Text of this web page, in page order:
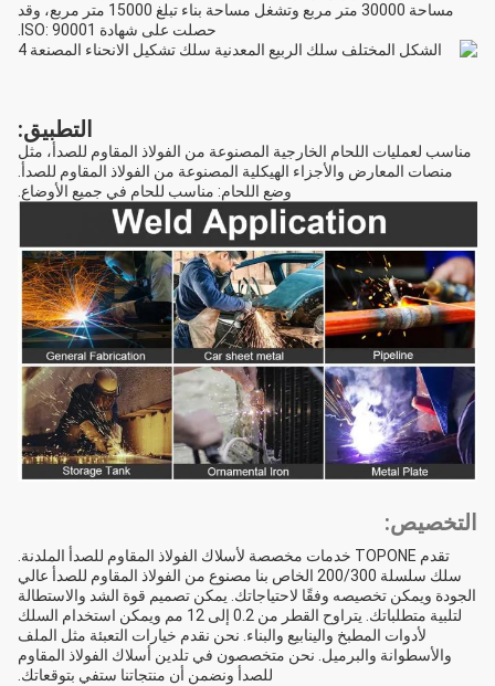
مساحة 30000 متر مربع وتشغل مساحة بناء تبلغ 15000 متر مربع، وقد
حصلت على شهادة ISO: 90001.
التطبيق:
مناسب لعمليات اللحام الخارجية المصنوعة من الفولاذ المقاوم للصدأ، مثل
منصات المعارض والأجزاء الهيكلية المصنوعة من الفولاذ المقاوم للصدأ.
وضع اللحام: مناسب للحام في جميع الأوضاع.
التخصيص:
تقدم TOPONE خدمات مخصصة لأسلاك الفولاذ المقاوم للصدأ الملدنة.
سلك سلسلة 200/300 الخاص بنا مصنوع من الفولاذ المقاوم للصدأ عالي
الجودة ويمكن تخصيصه وفقًا لاحتياجاتك. يمكن تصميم قوة الشد والاستطالة
لتلبية متطلباتك. يتراوح القطر من 0.2 إلى 12 مم ويمكن استخدام السلك
لأدوات المطبخ والينابيع والبناء. نحن نقدم خيارات التعبئة مثل الملف
والأسطوانة والبرميل. نحن متخصصون في تلدين أسلاك الفولاذ المقاوم
للصدأ ونضمن أن منتجاتنا ستفي بتوقعاتك.